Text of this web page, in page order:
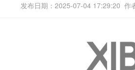
发布日期：2025-07-04 17:29:20 作